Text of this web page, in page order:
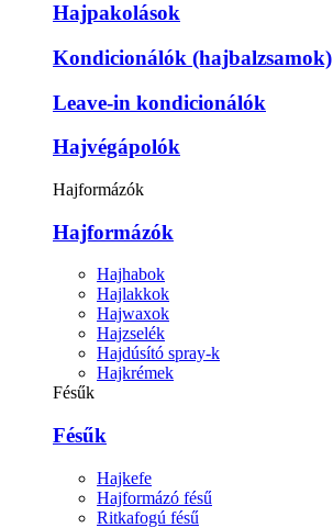
Hajpakolások
Kondicionálók (hajbalzsamok)
Leave-in kondicionálók
Hajvégápolók
Hajformázók
Hajformázók
Hajhabok
Hajlakkok
Hajwaxok
Hajzselék
Hajdúsító spray-k
Hajkrémek
Fésűk
Fésűk
Hajkefe
Hajformázó fésű
Ritkafogú fésű